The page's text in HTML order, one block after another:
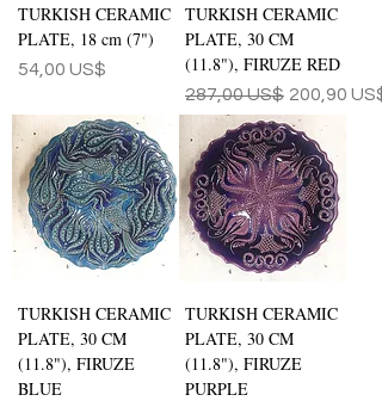
TURKISH CERAMIC
PLATE, 18 cm (7")
Precio
54,00 US$
TURKISH CERAMIC
PLATE, 30 CM
(11.8"), FIRUZE RED
Precio
287,00 US$ Precio de
200,90 US$
TURKISH CERAMIC
PLATE, 30 CM
(11.8"), FIRUZE
BLUE
TURKISH CERAMIC
PLATE, 30 CM
(11.8"), FIRUZE
PURPLE